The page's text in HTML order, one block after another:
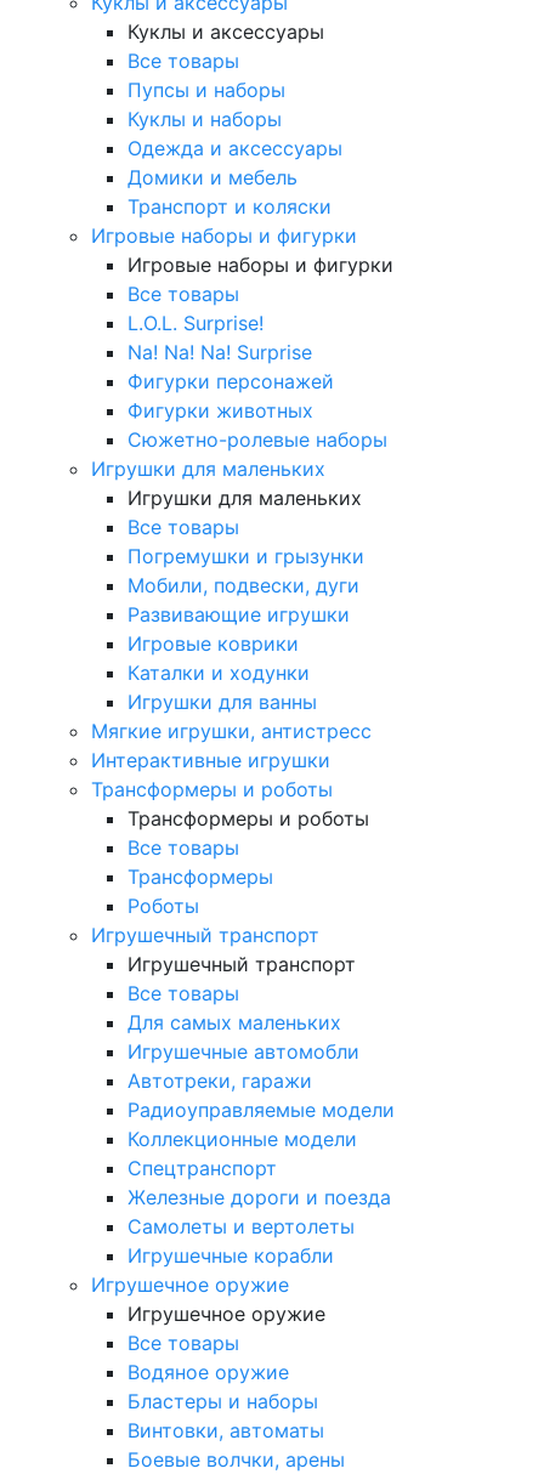
Куклы и аксессуары
Все товары
Пупсы и наборы
Куклы и наборы
Одежда и аксессуары
Домики и мебель
Транспорт и коляски
Игровые наборы и фигурки
Игровые наборы и фигурки
Все товары
L.O.L. Surprise!
Na! Na! Na! Surprise
Фигурки персонажей
Фигурки животных
Сюжетно-ролевые наборы
Игрушки для маленьких
Игрушки для маленьких
Все товары
Погремушки и грызунки
Мобили, подвески, дуги
Развивающие игрушки
Игровые коврики
Каталки и ходунки
Игрушки для ванны
Мягкие игрушки, антистресс
Интерактивные игрушки
Трансформеры и роботы
Трансформеры и роботы
Все товары
Трансформеры
Роботы
Игрушечный транспорт
Игрушечный транспорт
Все товары
Для самых маленьких
Игрушечные автомобли
Автотреки, гаражи
Радиоуправляемые модели
Коллекционные модели
Спецтранспорт
Железные дороги и поезда
Самолеты и вертолеты
Игрушечные корабли
Игрушечное оружие
Игрушечное оружие
Все товары
Водяное оружие
Бластеры и наборы
Винтовки, автоматы
Боевые волчки, арены